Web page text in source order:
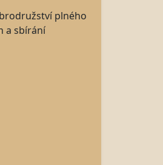
plného
a sbírání